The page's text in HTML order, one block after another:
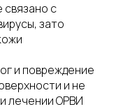
с
зато
и повреждение
и не
лечении ОРВИ